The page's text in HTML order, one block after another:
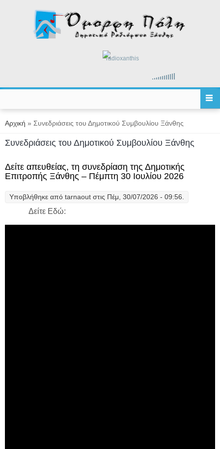
radioxanthis
Είστε εδώ
Αρχική » Συνεδριάσεις του Δημοτικού Συμβουλίου Ξάνθης
Συνεδριάσεις του Δημοτικού Συμβουλίου Ξάνθης
Δείτε απευθείας, τη συνεδρίαση της Δημοτικής
Επιτροπής Ξάνθης – Πέμπτη 30 Ιουλίου 2026
Υποβλήθηκε από tarnaout στις Πέμ, 30/07/2026 - 09:56.
Δείτε Εδώ: